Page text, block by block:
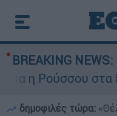
BREAKING NEWS:
η Ρούσσου στα
δημοφιλές τώρα: